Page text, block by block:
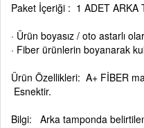
Paket İçeriği : 1 ADET ARKA
· Ürün boyasız / oto astarlı
· Fiber ürünlerin boyanarak
Ürün Özellikleri: A+ FİBER
Esnektir.
Bilgi: Arka tamponda